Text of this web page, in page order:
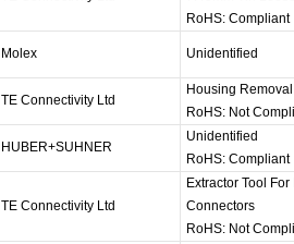
RoHS: Compliant
Molex Unidentified
TE Connectivity Ltd
Housing
RoHS: Not
HUBER+SUHNER
Unidentified
RoHS: Compliant
TE Connectivity Ltd
Extractor Tool
Connectors
RoHS: Not